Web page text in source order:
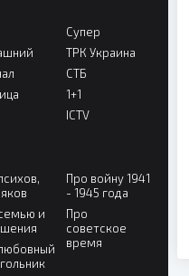
Супер
ТРК Украина
СТБ
1+1
ICTV
и
Про войну 1941
- 1945 года
Про
советское
время